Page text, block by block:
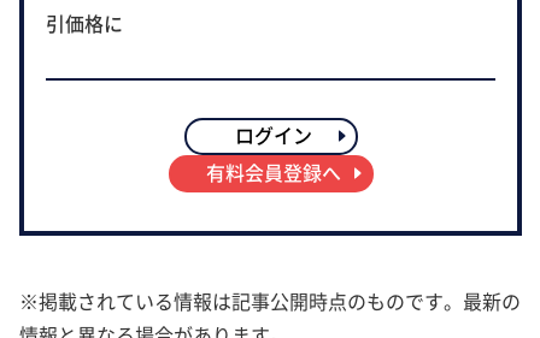
引価格に
ログイン
有料会員登録へ
※掲載されている情報は記事公開時点のものです。最新の